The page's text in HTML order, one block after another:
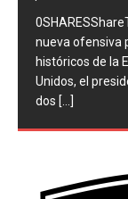
nueva ofensiva
históricos de la
Unidos, el
[...]